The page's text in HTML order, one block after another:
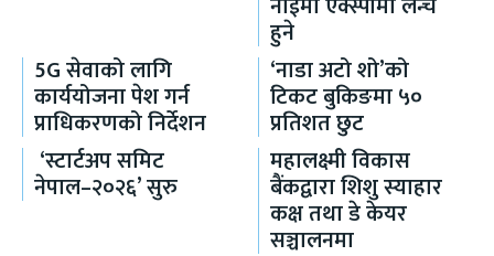
हुने
5G सेवाको लागि
कार्ययोजना पेश गर्न
प्राधिकरणको निर्देशन
‘नाडा अटो शो’को
टिकट बुकिङमा ५०
प्रतिशत छुट
‘स्टार्टअप समिट
नेपाल–२०२६’ सुरु
महालक्ष्मी विकास
बैंकद्वारा शिशु स्याहार
कक्ष तथा डे केयर
सञ्चालनमा